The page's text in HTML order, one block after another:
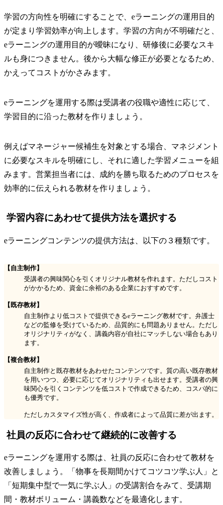
学習の方向性を明確にすることで、eラーニングの運用目的
が定まり学習効率が向上します。学習の方向が不明確だと、
eラーニングの運用目的が曖昧になり、研修後に必要なスキ
ルも身につきません。後から大幅な修正が必要となるため、
かえってコストがかさみます。
eラーニングを運用する際は受講者の役職や適性に応じて、
学習目的に沿った教材を作りましょう。
例えばマネージャー候補生を対象とする場合、マネジメント
に必要なスキルを明確にし、それに適した学習メニューを組
みます。営業担当者には、成約を勝ち取るためのプロセスを
効率的に伝えられる教材を作りましょう。
学習内容にあわせて提供方法を選択する
eラーニングコンテンツの提供方法は、以下の３種類です。
【自主制作】
受講者の興味関心を引くオリジナル教材を作れます。ただしコスト
がかかるため、資金に余裕のある企業におすすめです。
【既存教材】
自主制作より低コストで提供できるeラーニング教材です。弁護士
などの監修を受けているため、品質的にも問題ありません。ただし
オリジナリティがなく、講義内容が自社にマッチしない場合もあり
ます。
【複合教材】
自主制作と既存教材をあわせたコンテンツです。質の高い既存教材
を用いつつ、必要に応じてオリジナリティも出せます。受講者の興
味関心を引くコンテンツを低コストで作成できるため、コスパ的に
も優秀です。
ただしカスタマイズ性が高く、作成者によって品質に差が出ます。
社員の反応に合わせて継続的に改善する
eラーニングを運用する際は、社員の反応に合わせて教材を
改善しましょう。「物事を長期間かけてコツコツ学ぶ人」と
「短期集中型で一気に学ぶ人」の受講割合をみて、受講期
間・教材ボリューム・講義数などを最適化します。